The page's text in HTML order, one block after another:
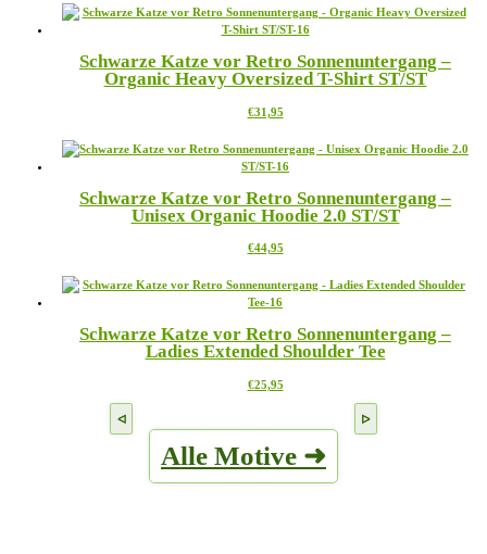
der
Produktseite
werden
weist
mehrere
auf.
Die
können
der
Produktseite
werden
Schwarze Katze vor Retro Sonnenuntergang –
Organic Heavy Oversized T-Shirt ST/ST
€31,95Dieses
weist
mehrere
auf.
Die
können
der
Produktseite
werden
Schwarze Katze vor Retro Sonnenuntergang –
Unisex Organic Hoodie 2.0 ST/ST
€44,95Dieses
weist
auf.
Die
können
gewählt
werden
Schwarze Katze vor Retro Sonnenuntergang –
Ladies Extended Shoulder Tee
€25,95Dieses
Varianten
auf.
Alle Motive ➜